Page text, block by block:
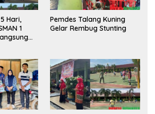
Hari,
1
Pemdes Talang Kuning
Gelar Rembug Stunting